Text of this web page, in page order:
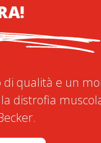
qualità e un
distrofia